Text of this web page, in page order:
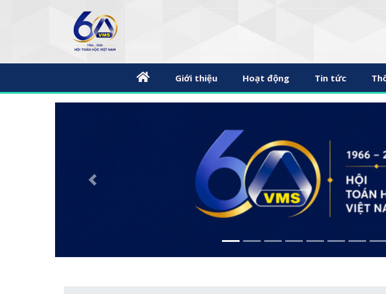
Giới thiệu Hoạt động Tin tức